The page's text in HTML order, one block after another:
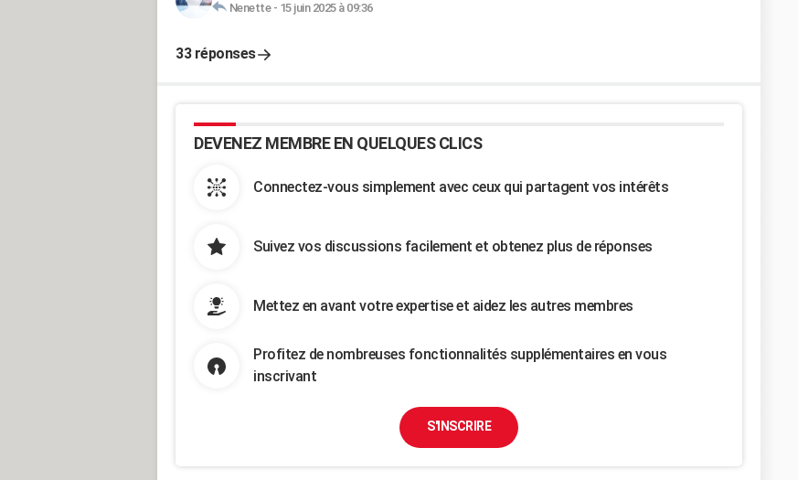
Nenette- 15 juin 2025 à 09:36
33 réponses
DEVENEZ MEMBRE EN QUELQUES CLICS
Connectez-vous simplement avec ceux qui partagent vos intérêts
Suivez vos discussions facilement et obtenez plus de réponses
Mettez en avant votre expertise et aidez les autres membres
Profitez de nombreuses fonctionnalités supplémentaires en vous
inscrivant
S'INSCRIRE